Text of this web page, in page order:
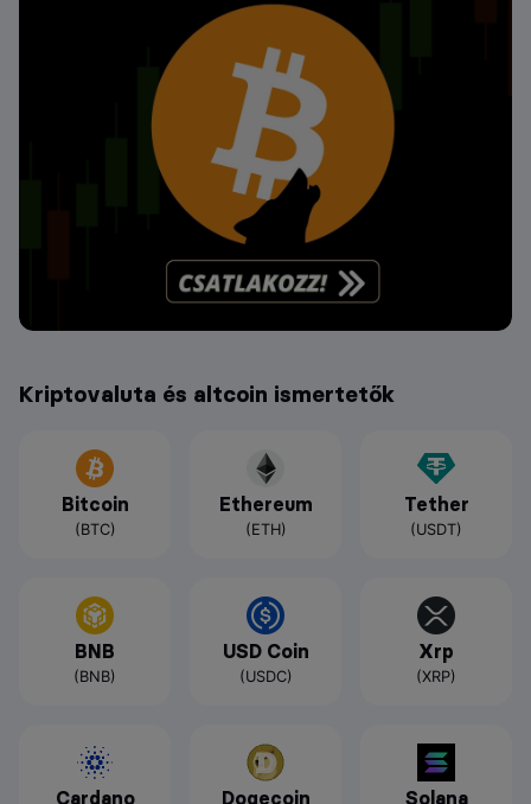
Kriptovaluta és altcoin ismertetők
Bitcoin
(BTC)
Ethereum
(ETH)
Tether
(USDT)
BNB
(BNB)
USD Coin
(USDC)
Xrp
(XRP)
Cardano Dogecoin Solana